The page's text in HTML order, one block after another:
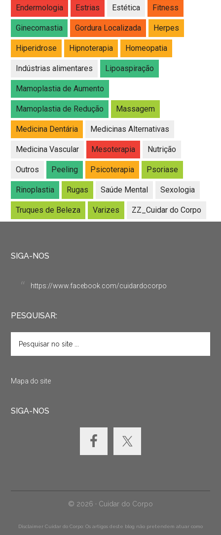
Endermologia Estrias Estética Fitness
Ginecomastia Gordura Localizada Herpes
Hiperidrose Hipnoterapia Homeopatia
Indústrias alimentares Lipoaspiração
Mamoplastia de Aumento
Mamoplastia de Redução Massagem
Medicina Dentária Medicinas Alternativas
Medicina Vascular Mesoterapia Nutrição
Outros Peeling Psicoterapia Psoriase
Rinoplastia Rugas Saúde Mental Sexologia
Truques de Beleza Varizes ZZ_Cuidar do Corpo
SIGA-NOS
https://www.facebook.com/cuidardocorpo
PESQUISAR:
Mapa do site
SIGA-NOS
© 2026 · Cuidar do Corpo
Disclaimer Cuidar do Corpo: Os artigos deste blog não pretendem atuar como